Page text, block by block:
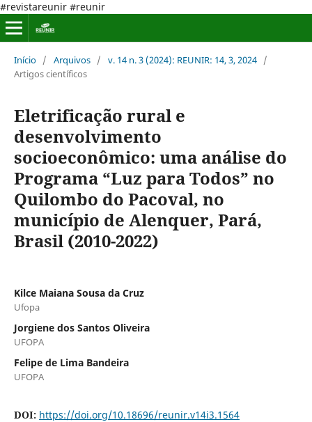
#revistareunir #reunir
Início / Arquivos / v. 14 n. 3 (2024): REUNIR: 14, 3, 2024 /
Artigos científicos
Eletrificação rural e
desenvolvimento
socioeconômico: uma análise do
Programa “Luz para Todos” no
Quilombo do Pacoval, no
município de Alenquer, Pará,
Brasil (2010-2022)
Kilce Maiana Sousa da Cruz
Ufopa
Jorgiene dos Santos Oliveira
UFOPA
Felipe de Lima Bandeira
UFOPA
DOI: https://doi.org/10.18696/reunir.v14i3.1564